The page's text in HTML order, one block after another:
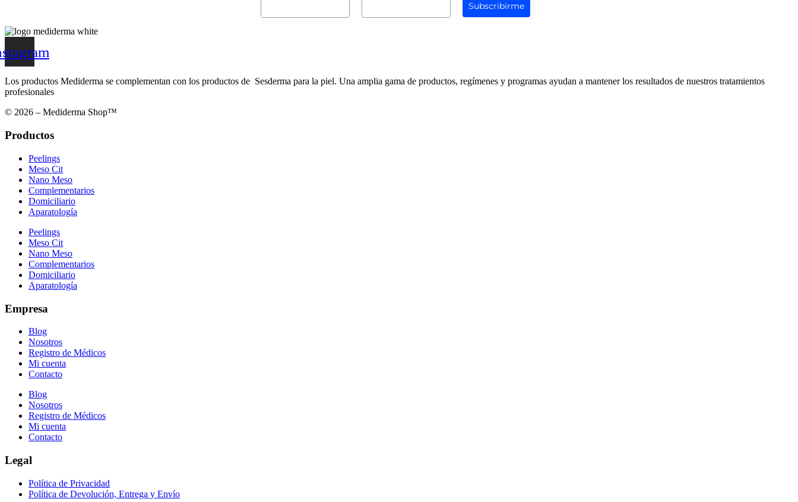
Subscribirme
Los productos Mediderma se complementan con los productos de Sesderma para la piel. Una amplia gama de productos, regímenes y programas ayudan a mantener los resultados de nuestros tratamientos
profesionales
© 2026 – Mediderma Shop™
Productos
Peelings
Meso Cit
Nano Meso
Complementarios
Domiciliario
Aparatología
Peelings
Meso Cit
Nano Meso
Complementarios
Domiciliario
Aparatología
Empresa
Blog
Nosotros
Registro de Médicos
Mi cuenta
Contacto
Blog
Nosotros
Registro de Médicos
Mi cuenta
Contacto
Legal
Política de Privacidad
Política de Devolución, Entrega y Envío